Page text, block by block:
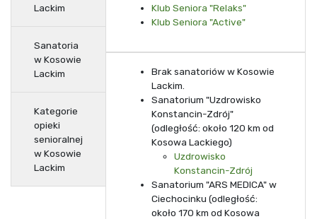
Lackim
Sanatoria
w Kosowie
Lackim
Kategorie
opieki
senioralnej
w Kosowie
Lackim
Klub Seniora "Relaks"
Klub Seniora "Active"
Brak sanatoriów w Kosowie
Lackim.
Sanatorium "Uzdrowisko
Konstancin-Zdrój"
(odległość: około 120 km od
Kosowa Lackiego)
Uzdrowisko
Konstancin-Zdrój
Sanatorium "ARS MEDICA" w
Ciechocinku (odległość:
około 170 km od Kosowa